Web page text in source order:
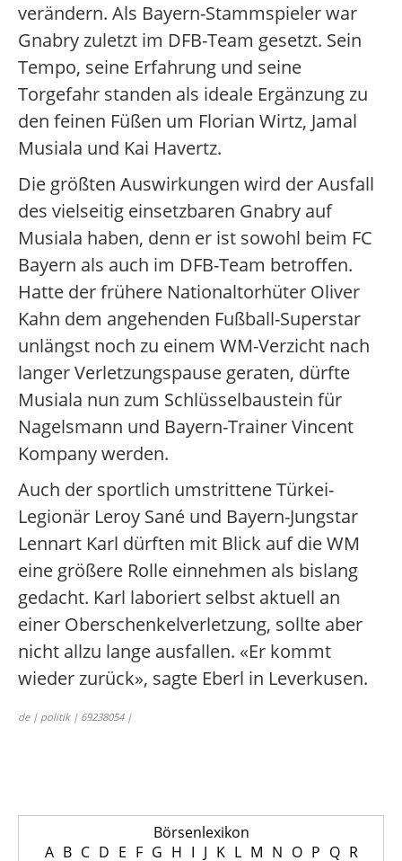
verändern. Als Bayern-Stammspieler war
Gnabry zuletzt im DFB-Team gesetzt. Sein
Tempo, seine Erfahrung und seine
Torgefahr standen als ideale Ergänzung zu
den feinen Füßen um Florian Wirtz, Jamal
Musiala und Kai Havertz.
Die größten Auswirkungen wird der Ausfall
des vielseitig einsetzbaren Gnabry auf
Musiala haben, denn er ist sowohl beim FC
Bayern als auch im DFB-Team betroffen.
Hatte der frühere Nationaltorhüter Oliver
Kahn dem angehenden Fußball-Superstar
unlängst noch zu einem WM-Verzicht nach
langer Verletzungspause geraten, dürfte
Musiala nun zum Schlüsselbaustein für
Nagelsmann und Bayern-Trainer Vincent
Kompany werden.
Auch der sportlich umstrittene Türkei-
Legionär Leroy Sané und Bayern-Jungstar
Lennart Karl dürften mit Blick auf die WM
eine größere Rolle einnehmen als bislang
gedacht. Karl laboriert selbst aktuell an
einer Oberschenkelverletzung, sollte aber
nicht allzu lange ausfallen. «Er kommt
wieder zurück», sagte Eberl in Leverkusen.
de | politik | 69238054 |
Börsenlexikon
A B C D E F G H I J K L M N O P Q R